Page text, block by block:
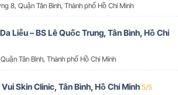
8, Quận Tân Bình, Thành phố Hồ Chí Minh
Liễu – BS Lê Quốc Trung, Tân Bình, Hồ Chí
Tân Bình, Thành phố Hồ Chí Minh
Skin Clinic, Tân Bình, Hồ Chí Minh 5/5